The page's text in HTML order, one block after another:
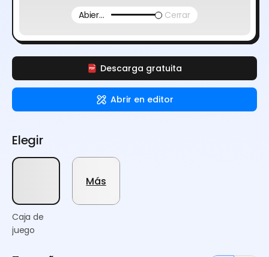
Descarga gratuita
Abrir en editor
Abierto Cerrar
Elegir
Caja de
juego
Más